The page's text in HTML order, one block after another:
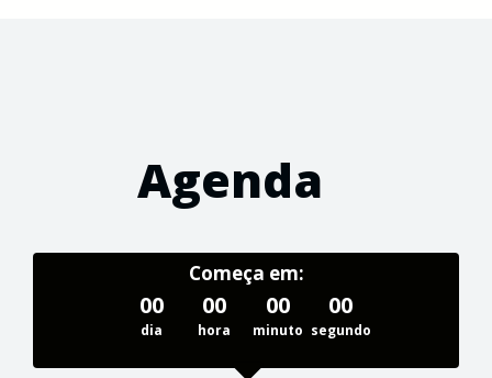
Agenda
Começa em:
00
dia
00
hora
00
minuto
00
segundo